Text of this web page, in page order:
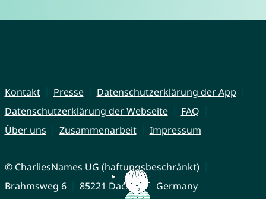
Kontakt Presse
Datenschutzerklärung der App
Datenschutzerklärung der Webseite
FAQ
Über uns
Zusammenarbeit Impressum
© CharliesNames UG (haftungsbeschränkt)
Brahmsweg 6
85221 Dachau Germany